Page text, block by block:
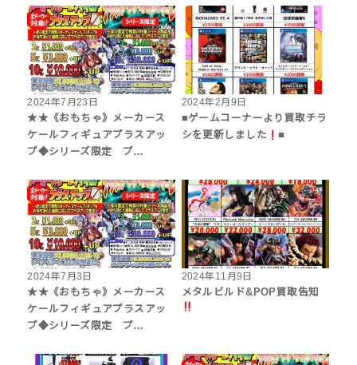
2024年7月23日
★★《おもちゃ》メーカース
ケールフィギュアプラスアッ
プ◆シリーズ限定 プ…
2024年2月9日
■ゲームコーナーより買取チラ
シを更新しました
■
2024年7月3日
★★《おもちゃ》メーカース
ケールフィギュアプラスアッ
プ◆シリーズ限定 プ…
2024年11月9日
メタルビルド&POP買取告知